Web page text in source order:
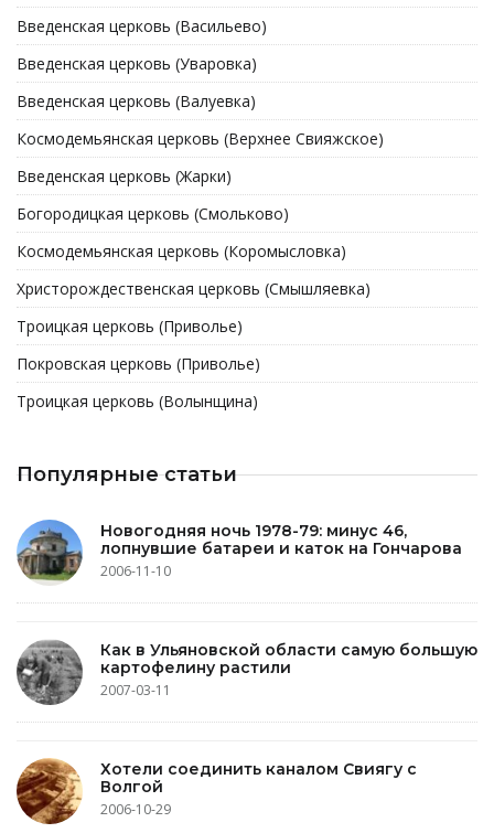
Введенская церковь (Васильево)
Введенская церковь (Уваровка)
Введенская церковь (Валуевка)
Космодемьянская церковь (Верхнее Свияжское)
Введенская церковь (Жарки)
Богородицкая церковь (Смольково)
Космодемьянская церковь (Коромысловка)
Христорождественская церковь (Смышляевка)
Троицкая церковь (Приволье)
Покровская церковь (Приволье)
Троицкая церковь (Волынщина)
Популярные статьи
Новогодняя ночь 1978-79: минус 46,
лопнувшие батареи и каток на Гончарова
2006-11-10
Как в Ульяновской области самую большую
картофелину растили
2007-03-11
Хотели соединить каналом Свиягу с
Волгой
2006-10-29